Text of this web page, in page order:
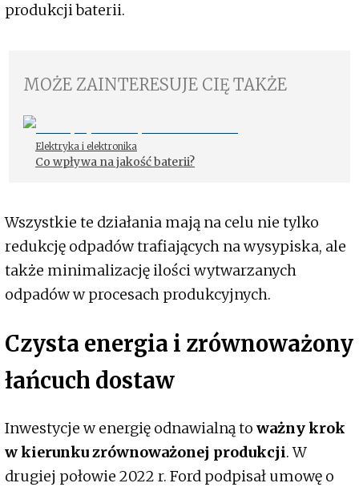
produkcji baterii.
MOŻE ZAINTERESUJE CIĘ TAKŻE
Elektryka i elektronika
Co wpływa na jakość baterii?
Wszystkie te działania mają na celu nie tylko
redukcję odpadów trafiających na wysypiska, ale
także minimalizację ilości wytwarzanych
odpadów w procesach produkcyjnych.
Czysta energia i zrównoważony
łańcuch dostaw
Inwestycje w energię odnawialną to ważny krok
w kierunku zrównoważonej produkcji. W
drugiej połowie 2022 r. Ford podpisał umowę o